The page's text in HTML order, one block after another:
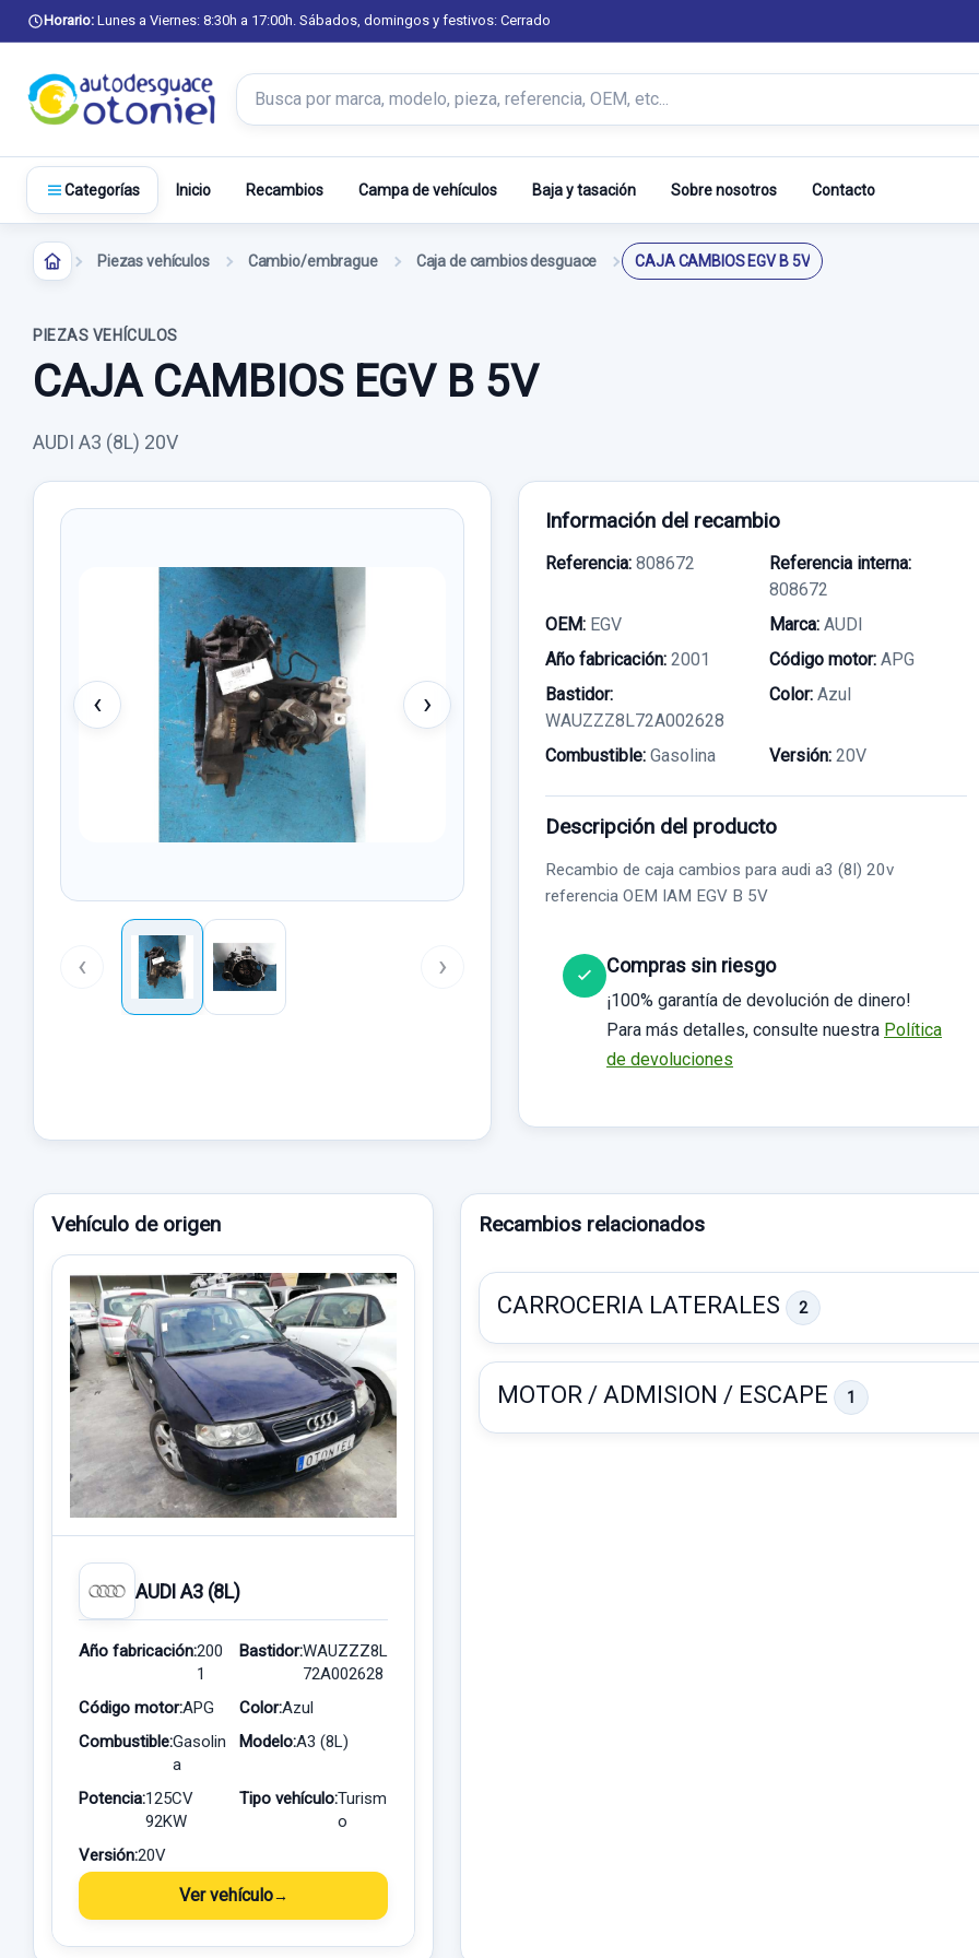
Horario: Lunes a Viernes: 8:30h a 17:00h. Sábados, domingos y festivos: Cerrado
Buscar productos
Categorías Inicio Recambios Campa de vehículos Baja y tasación Sobre nosotros Contacto
Piezas vehículos Cambio/embrague Caja de cambios desguace CAJA CAMBIOS EGV B 5V
PIEZAS VEHÍCULOS
CAJA CAMBIOS EGV B 5V
AUDI A3 (8L) 20V
‹ ›
‹ ›
Información del recambio
Referencia: 808672
Referencia interna:
808672
OEM: EGV Marca: AUDI
Año fabricación: 2001 Código motor: APG
Bastidor:
WAUZZZ8L72A002628
Color: Azul
Combustible: Gasolina Versión: 20V
Descripción del producto
Recambio de caja cambios para audi a3 (8l) 20v
referencia OEM IAM EGV B 5V
Compras sin riesgo
¡100% garantía de devolución de dinero!
Para más detalles, consulte nuestra Política
de devoluciones
Vehículo de origen
AUDI A3 (8L)
Año fabricación:200
1
Bastidor:WAUZZZ8L
72A002628
Código motor:APG Color:Azul
Combustible:Gasolin
a
Modelo:A3 (8L)
Potencia:125CV
92KW
Tipo vehículo:Turism
o
Versión:20V
Ver vehículo
Recambios relacionados
CARROCERIA LATERALES 2
MOTOR / ADMISION / ESCAPE 1